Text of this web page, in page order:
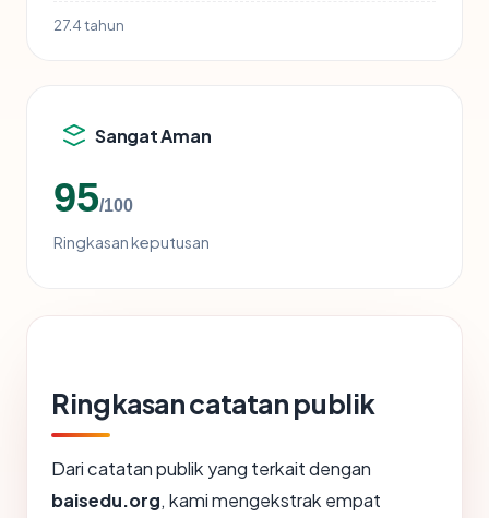
27.4 tahun
Sangat Aman
95/100
Ringkasan keputusan
Ringkasan catatan publik
Dari catatan publik yang terkait dengan
baisedu.org, kami mengekstrak empat